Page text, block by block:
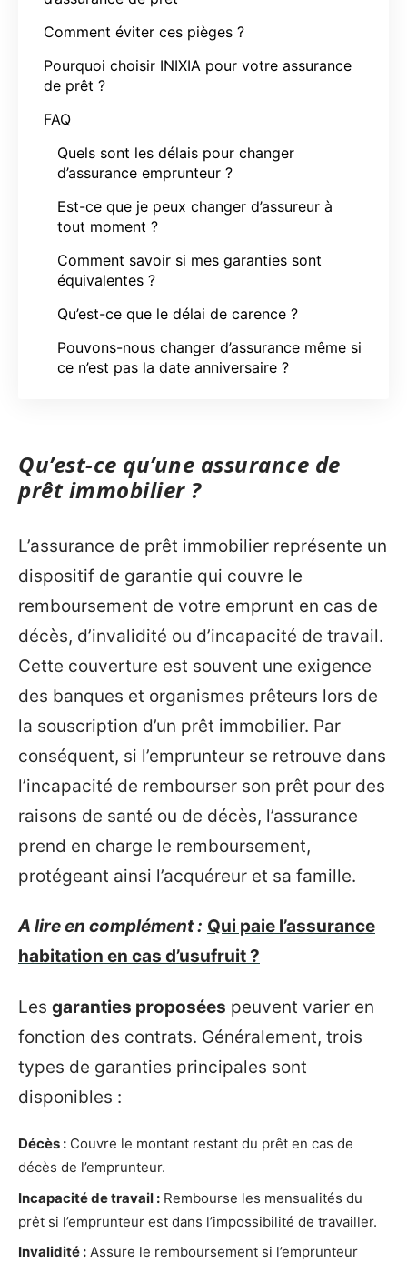
Comment éviter ces pièges ?
Pourquoi choisir INIXIA pour votre assurance
de prêt ?
FAQ
Quels sont les délais pour changer
d’assurance emprunteur ?
Est-ce que je peux changer d’assureur à
tout moment ?
Comment savoir si mes garanties sont
équivalentes ?
Qu’est-ce que le délai de carence ?
Pouvons-nous changer d’assurance même si
ce n’est pas la date anniversaire ?
Qu’est-ce qu’une assurance de
prêt immobilier ?
L’assurance de prêt immobilier représente un
dispositif de garantie qui couvre le
remboursement de votre emprunt en cas de
décès, d’invalidité ou d’incapacité de travail.
Cette couverture est souvent une exigence
des banques et organismes prêteurs lors de
la souscription d’un prêt immobilier. Par
conséquent, si l’emprunteur se retrouve dans
l’incapacité de rembourser son prêt pour des
raisons de santé ou de décès, l’assurance
prend en charge le remboursement,
protégeant ainsi l’acquéreur et sa famille.
A lire en complément : Qui paie l’assurance
habitation en cas d’usufruit ?
Les garanties proposées peuvent varier en
fonction des contrats. Généralement, trois
types de garanties principales sont
disponibles :
Décès : Couvre le montant restant du prêt en cas de
décès de l’emprunteur.
Incapacité de travail : Rembourse les mensualités du
prêt si l’emprunteur est dans l’impossibilité de travailler.
Invalidité : Assure le remboursement si l’emprunteur